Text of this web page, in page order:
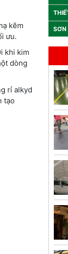
kẽm
ưu.
khi kim
dòng
rỉ alkyd
tạo
SƠN